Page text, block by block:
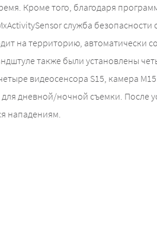
Кроме того, благодаря
служба безопасности
на территорию, автоматически
также были установлены
видеосенсора S15, камера
для дневной/ночной съемки. После
нападениям.